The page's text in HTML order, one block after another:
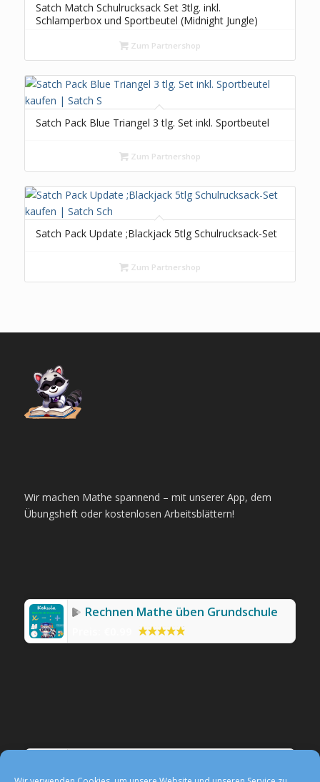
Satch Match Schulrucksack Set 3tlg. inkl.
Schlamperbox und Sportbeutel (Midnight Jungle)
Zum Partnershop
Satch Pack Blue Triangel 3 tlg. Set inkl. Sportbeutel
Zum Partnershop
Satch Pack Update ;Blackjack 5tlg Schulrucksack-Set
Zum Partnershop
Wir machen Mathe spannend – mit unserer App, dem
Übungsheft oder kostenlosen Arbeitsblättern!
Rechnen Mathe üben Grundschule